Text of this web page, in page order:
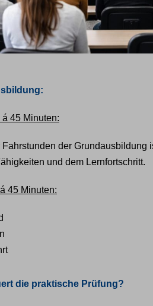
á 45 Minuten:
Fahrstunden der Grundausbildung
und dem Lernfortschritt.
45 Minuten:
die praktische Prüfung?